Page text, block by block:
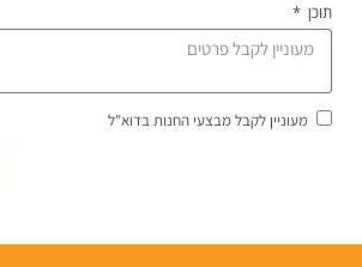
תוכן
מעוניין לקבל מבצעי החנות בדוא"ל